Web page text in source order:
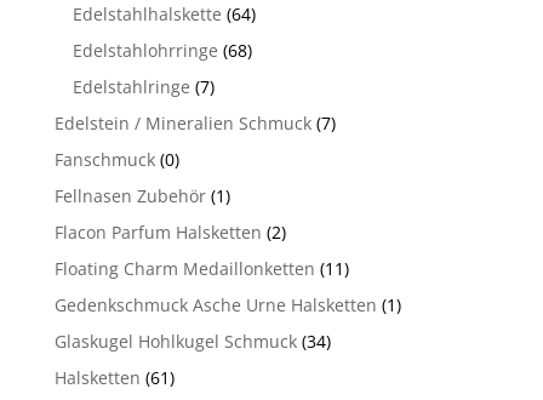
Edelstahlhalskette (64)
Edelstahlohrringe (68)
Edelstahlringe (7)
Edelstein / Mineralien Schmuck (7)
Fanschmuck (0)
Fellnasen Zubehör (1)
Flacon Parfum Halsketten (2)
Floating Charm Medaillonketten (11)
Gedenkschmuck Asche Urne Halsketten (1)
Glaskugel Hohlkugel Schmuck (34)
Halsketten (61)